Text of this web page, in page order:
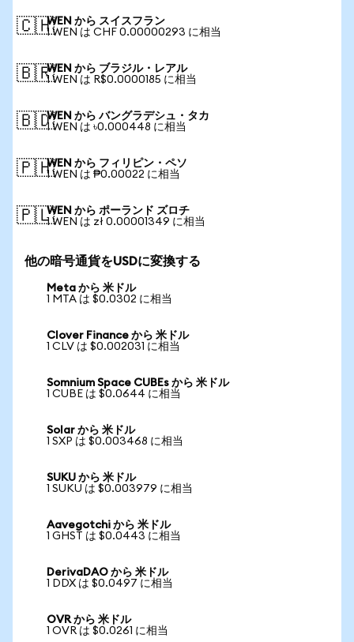
🇨🇭WEN から スイスフラン
1 WEN は CHF 0.00000293 に相当
🇧🇷WEN から ブラジル・レアル
1 WEN は R$0.0000185 に相当
🇧🇩WEN から バングラデシュ・タカ
1 WEN は ৳0.000448 に相当
🇵🇭WEN から フィリピン・ペソ
1 WEN は ₱0.00022 に相当
🇵🇱WEN から ポーランド ズロチ
1 WEN は zł 0.00001349 に相当
他の暗号通貨をUSDに変換する
Meta から 米ドル
1 MTA は $0.0302 に相当
Clover Finance から 米ドル
1 CLV は $0.002031 に相当
Somnium Space CUBEs から 米ドル
1 CUBE は $0.0644 に相当
Solar から 米ドル
1 SXP は $0.003468 に相当
SUKU から 米ドル
1 SUKU は $0.003979 に相当
Aavegotchi から 米ドル
1 GHST は $0.0443 に相当
DerivaDAO から 米ドル
1 DDX は $0.0497 に相当
OVR から 米ドル
1 OVR は $0.0261 に相当